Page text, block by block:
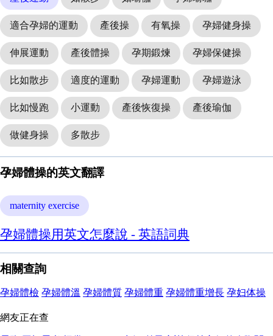
適合孕婦的運動 產後操 有氧操 孕婦健身操
伸展運動 產後體操 孕期鍛煉 孕婦保健操
比如散步 適度的運動 孕婦運動 孕婦遊泳
比如慢跑 小運動 產後恢復操 產後瑜伽
做健身操 多散步
孕婦體操的英文翻譯
maternity exercise
孕婦體操用英文怎麼說 - 英語詞典
相關查詢
孕婦體檢 孕婦體溫 孕婦體質 孕婦體重 孕婦體重增長 孕妇体操
網友正在查